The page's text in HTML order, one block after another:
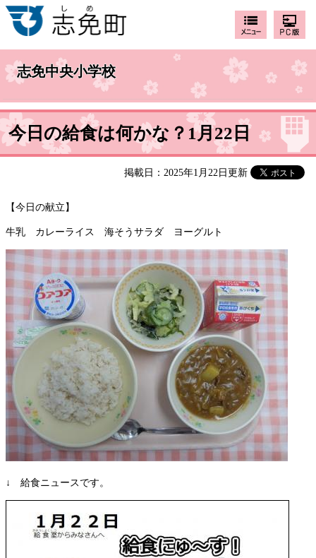
志免中央小学校
今日の給食は何かな？1月22日
掲載日：2025年1月22日更新
【今日の献立】
牛乳 カレーライス 海そうサラダ ヨーグルト
↓ 給食ニュースです。